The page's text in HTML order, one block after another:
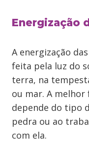
Energização
A energização
feita pela luz do
terra, na
ou mar. A melhor
depende do tipo
pedra ou ao
com ela.